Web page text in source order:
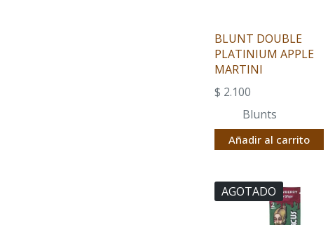
BLUNT DOUBLE
PLATINIUM APPLE
MARTINI
$ 2.100
Blunts
Añadir al carrito
AGOTADO